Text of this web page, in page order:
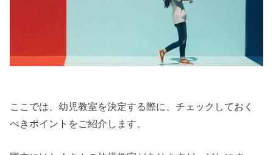
ここでは、幼児教室を決定する際に、チェックしておく
べきポイントをご紹介します。